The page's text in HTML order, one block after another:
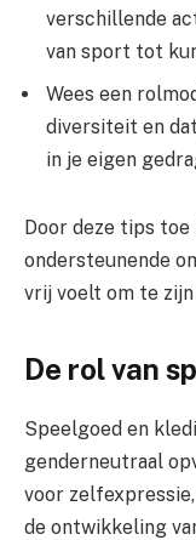
verschillende
van sport tot
Wees een
diversiteit en
in je eigen
Door deze tips toe
ondersteunende
vrij voelt om te
De rol van
Speelgoed en
genderneutraal
voor
de ontwikkeling